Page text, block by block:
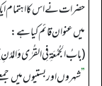
حضرات نے اس کا اہتمام
میں عنوان قائم کیا ہے:
(بابُ الجُمُعَةِ فِي القُرٰى
”شہروں اور بستیوں میں